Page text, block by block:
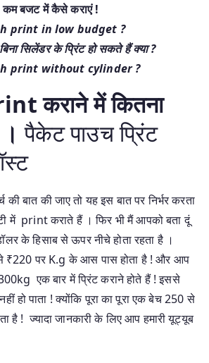
बजट में कैसे कराएं !
print in low budget ?
सिलेंडर के प्रिंट हो सकते हैं क्या ?
print without cylinder ?
कराने में कितना
।पैकेट पाउच प्रिंट
बात की जाए तो यह इस बात पर निर्भर करता
में print कराते हैं । फिर भी मैं आपको बता दूं
के हिसाब से ऊपर नीचे होता रहता है ।
₹220 पर K.g के आस पास होता है ! और आप
एक बार में प्रिंट कराने होते हैं ! इससे
हो पाता ! क्योंकि पूरा का पूरा एक बेच 250 से
है ! ज्यादा जानकारी के लिए आप हमारी यूट्यूब